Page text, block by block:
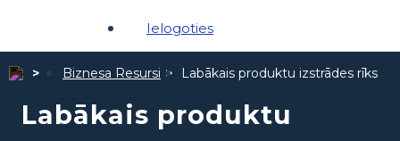
Ielogoties
Biznesa Resursi Labākais produktu izstrādes rīks
Labākais produktu